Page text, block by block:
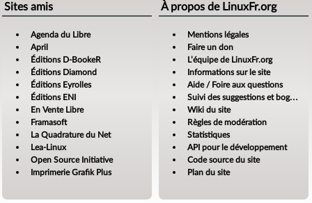
Sites amis
Agenda du Libre
April
Éditions D-BookeR
Éditions Diamond
Éditions Eyrolles
Éditions ENI
En Vente Libre
Framasoft
La Quadrature du Net
Lea-Linux
Open Source Initiative
Imprimerie Grafik Plus
À propos de LinuxFr.org
Mentions légales
Faire un don
L’équipe de LinuxFr.org
Informations sur le site
Aide / Foire aux questions
Suivi des suggestions et bogues
Wiki du site
Règles de modération
Statistiques
API pour le développement
Code source du site
Plan du site